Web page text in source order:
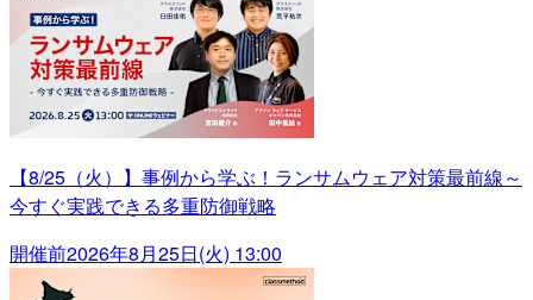
【8/25（火）】事例から学ぶ！ランサムウェア対策最前線～
今すぐ実践できる多重防御戦略
開催前2026年8月25日(火) 13:00